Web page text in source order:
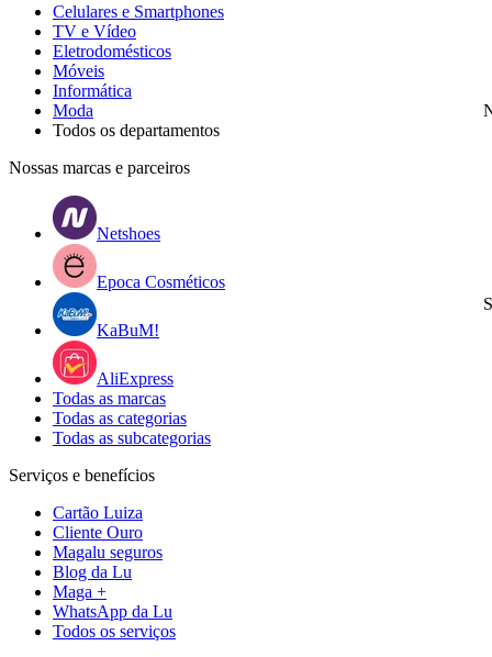
Celulares e Smartphones
TV e Vídeo
Eletrodomésticos
Móveis
Informática
Moda
Todos os departamentos
Nossas marcas e parceiros
Netshoes
Epoca Cosméticos
KaBuM!
AliExpress
Todas as marcas
Todas as categorias
Todas as subcategorias
Serviços e benefícios
Cartão Luiza
Cliente Ouro
Magalu seguros
Blog da Lu
Maga +
WhatsApp da Lu
Todos os serviços